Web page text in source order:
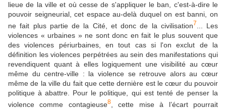
lieue de la ville et où cesse de s'appliquer le ban, c'est-à-dire le
pouvoir seigneurial, cet espace au-delà duquel on est banni, on
ne fait plus partie de la Cité, et donc de la civilisation7
... Les
violences « urbaines » ne sont donc en fait le plus souvent que
des violences périurbaines, en tout cas si l'on exclut de la
définition les violences perpétrées au sein des manifestations qui
revendiquent quant à elles logiquement une visibilité au cœur
même du centre-ville : la violence se retrouve alors au cœur
même de la ville du fait que cette dernière est le cœur du pouvoir
politique à abattre. Pour le politique, qui est tenté de penser la
violence comme contagieuse8, cette mise à l’écart pourrait